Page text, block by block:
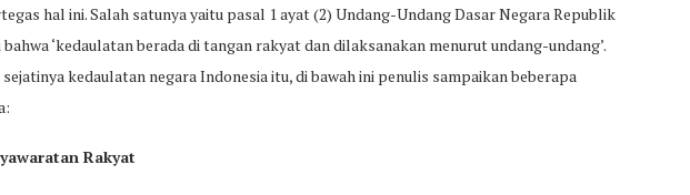
hal ini. Salah satunya yaitu pasal 1 ayat (2) Undang-Undang Dasar Negara Republik
‘kedaulatan berada di tangan rakyat dan dilaksanakan menurut undang-undang’.
kedaulatan negara Indonesia itu, di bawah ini penulis sampaikan beberapa
Rakyat